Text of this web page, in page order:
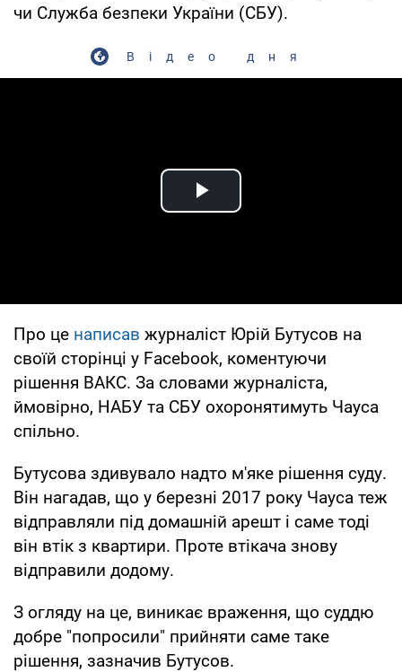
чи Служба безпеки України (СБУ).
Відео дня
Play Video
Про це написав журналіст Юрій Бутусов на
своїй сторінці у Facebook, коментуючи
рішення ВАКС. За словами журналіста,
ймовірно, НАБУ та СБУ охоронятимуть Чауса
спільно.
Бутусова здивувало надто м'яке рішення суду.
Він нагадав, що у березні 2017 року Чауса теж
відправляли під домашній арешт і саме тоді
він втік з квартири. Проте втікача знову
відправили додому.
З огляду на це, виникає враження, що суддю
добре "попросили" прийняти саме таке
рішення, зазначив Бутусов.